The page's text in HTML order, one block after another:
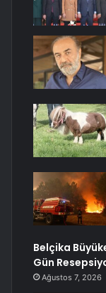
Belçika
Gün
Ağustos 7, 2026